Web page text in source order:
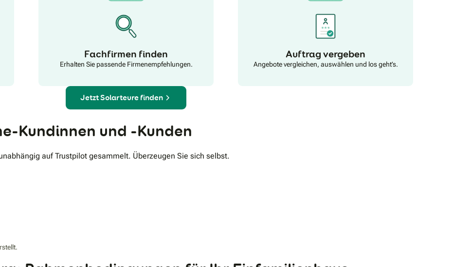
Fachfirmen finden
Erhalten Sie passende Firmenempfehlungen.
Auftrag vergeben
Angebote vergleichen, auswählen und los geht’s.
Jetzt Solarteure finden
Kundinnen und -Kunden
auf Trustpilot gesammelt. Überzeugen Sie sich selbst.